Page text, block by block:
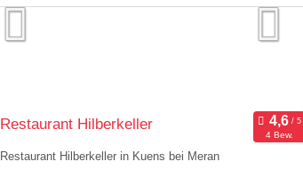
Restaurant Hilberkeller
4 Bew.
Restaurant Hilberkeller in Kuens bei Meran